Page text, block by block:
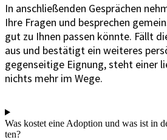
In anschlie­ßen­den Gesprä­chen
Ihre Fra­gen und bespre­chen
gut zu Ihnen pas­sen könn­te. Fällt
aus und bestä­tigt ein wei­te­res
gegen­sei­ti­ge Eig­nung, steht einer
nichts mehr im Wege.
Was kos­tet eine Adop­ti­on und was ist in
ten?